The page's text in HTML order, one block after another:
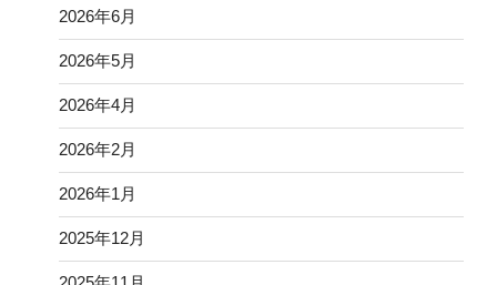
2026年6月
2026年5月
2026年4月
2026年2月
2026年1月
2025年12月